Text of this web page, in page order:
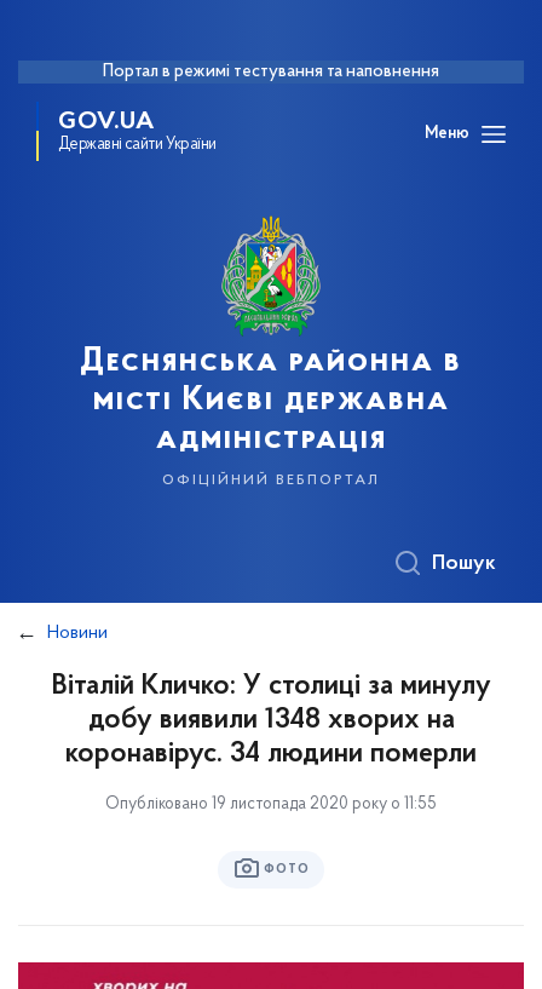
Портал в режимі тестування та наповнення
GOV.UA
Державні сайти України
Меню
Деснянська районна в
місті Києві державна
адміністрація
офіційний вебпортал
Пошук
Новини
Віталій Кличко: У столиці за минулу
добу виявили 1348 хворих на
коронавірус. 34 людини померли
Опубліковано 19 листопада 2020 року о 11:55
ФОТО